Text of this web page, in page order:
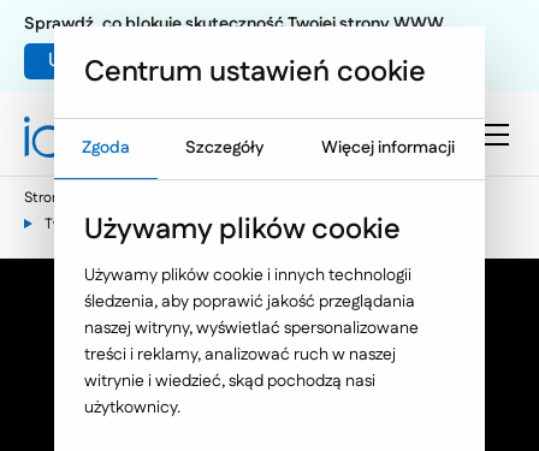
Umów warsztat UX
Sprawdź, co blokuje skuteczność Twojej strony WWW
Strona główna
Tworzenie dedykowanego oprogramowania dla firm
Rozwiązania
dedykowane
Centrum ustawień cookie
Zgoda Szczegóły Więcej informacji
Używamy plików cookie
Używamy plików cookie i innych technologii
śledzenia, aby poprawić jakość przeglądania
naszej witryny, wyświetlać spersonalizowane
treści i reklamy, analizować ruch w naszej
witrynie i wiedzieć, skąd pochodzą nasi
użytkownicy.